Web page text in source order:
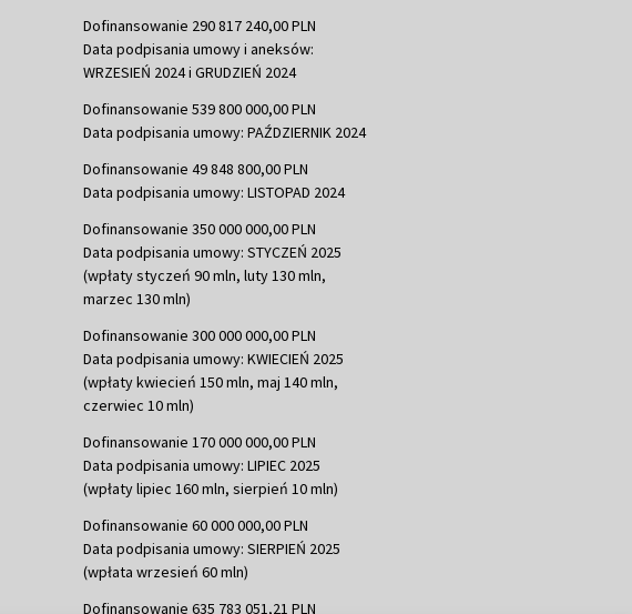
Dofinansowanie 290 817 240,00 PLN
Data podpisania umowy i aneksów:
WRZESIEŃ 2024 i GRUDZIEŃ 2024
Dofinansowanie 539 800 000,00 PLN
Data podpisania umowy: PAŹDZIERNIK 2024
Dofinansowanie 49 848 800,00 PLN
Data podpisania umowy: LISTOPAD 2024
Dofinansowanie 350 000 000,00 PLN
Data podpisania umowy: STYCZEŃ 2025
(wpłaty styczeń 90 mln, luty 130 mln,
marzec 130 mln)
Dofinansowanie 300 000 000,00 PLN
Data podpisania umowy: KWIECIEŃ 2025
(wpłaty kwiecień 150 mln, maj 140 mln,
czerwiec 10 mln)
Dofinansowanie 170 000 000,00 PLN
Data podpisania umowy: LIPIEC 2025
(wpłaty lipiec 160 mln, sierpień 10 mln)
Dofinansowanie 60 000 000,00 PLN
Data podpisania umowy: SIERPIEŃ 2025
(wpłata wrzesień 60 mln)
Dofinansowanie 635 783 051,21 PLN